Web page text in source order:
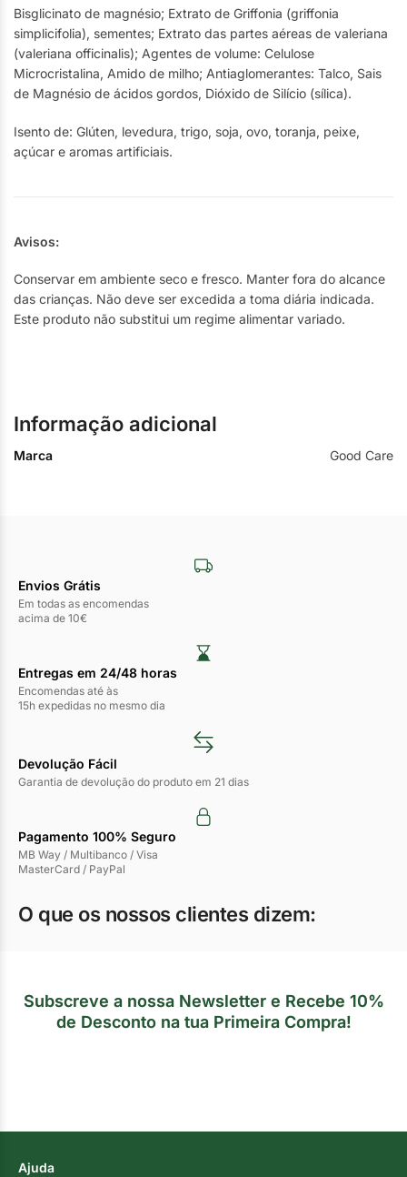
Bisglicinato de magnésio; Extrato de Griffonia (griffonia
simplicifolia), sementes; Extrato das partes aéreas de valeriana
(valeriana officinalis); Agentes de volume: Celulose
Microcristalina, Amido de milho; Antiaglomerantes: Talco, Sais
de Magnésio de ácidos gordos, Dióxido de Silício (sílica).
Isento de: Glúten, levedura, trigo, soja, ovo, toranja, peixe,
açúcar e aromas artificiais.
Avisos:
Conservar em ambiente seco e fresco. Manter fora do alcance
das crianças. Não deve ser excedida a toma diária indicada.
Este produto não substitui um regime alimentar variado.
Informação adicional
Marca Good Care
Envios Grátis
Em todas as encomendas
acima de 10€
Entregas em 24/48 horas​
Encomendas até às
15h expedidas no mesmo dia
Devolução Fácil
Garantia de devolução do produto em 21 dias
Pagamento 100% Seguro
MB Way / Multibanco / Visa
MasterCard / PayPal
O que os nossos clientes dizem:
Subscreve a nossa Newsletter e Recebe 10%
de Desconto na tua Primeira Compra!
Ajuda